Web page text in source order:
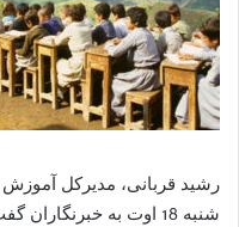
رشید قربانی، مدیرکل
شنبه 18 اوت به